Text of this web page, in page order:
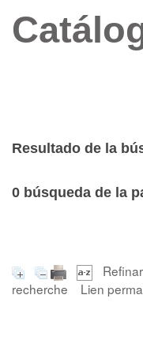
Resultado de la
0 búsqueda de la
recherche
Lien